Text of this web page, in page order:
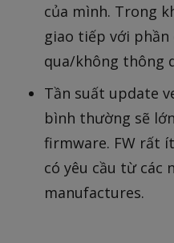
của mình. Trong
giao tiếp với
qua/không thông
Tần suất update
bình thường sẽ
firmware. FW rất
có yêu cầu từ các
manufactures.